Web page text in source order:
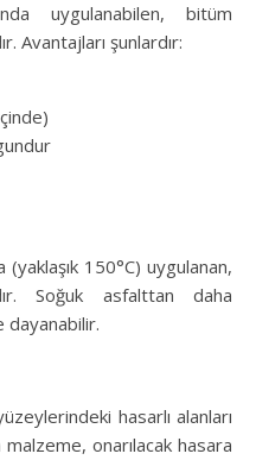
uygulanabilen, bitüm
Avantajları şunlardır:
(yaklaşık 150°C) uygulanan,
Soğuk asfalttan daha
dayanabilir.
hasarlı alanları
malzeme, onarılacak hasara